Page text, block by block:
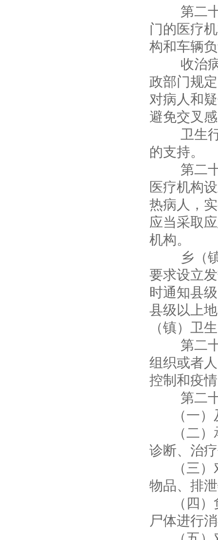
第二十
门的医疗
构和车辆
收治病
政部门规
对病人和
避免交叉
卫生行
的支持。
第二十
医疗机构
热病人，
应当采取
机构。
乡（镇
要求设立
时通知县
县级以上
（镇）卫
第二十
组织或者
控制和疫
第二十
（一）
（二）
诊断、治
（三）
物品、排
（四）
尸体进行